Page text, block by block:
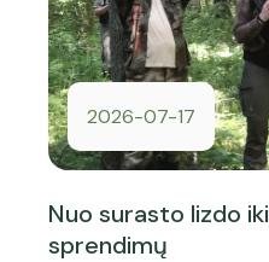
2026-07-17
Nuo surasto lizdo
sprendimų